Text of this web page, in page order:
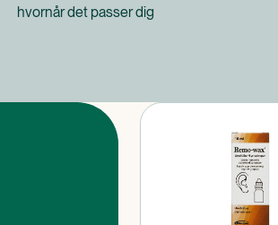
hvornår det passer dig